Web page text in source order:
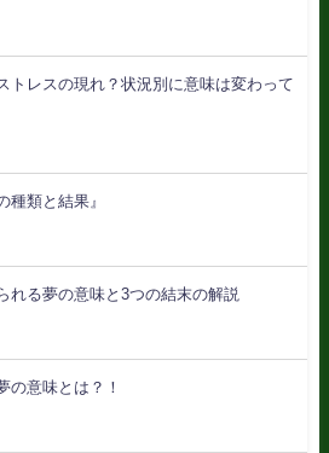
トレスの現れ？状況別に意味は変わって
種類と結果』
れる夢の意味と3つの結末の解説
の意味とは？！